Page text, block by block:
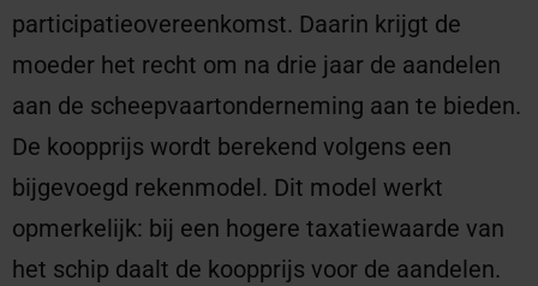
participatieovereenkomst. Daarin krijgt de
moeder het recht om na drie jaar de aandelen
aan de scheepvaartonderneming aan te bieden.
De koopprijs wordt berekend volgens een
bijgevoegd rekenmodel. Dit model werkt
opmerkelijk: bij een hogere taxatiewaarde van
het schip daalt de koopprijs voor de aandelen.